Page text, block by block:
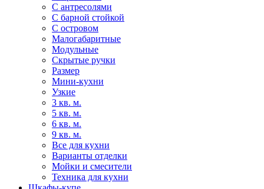
С антресолями
С барной стойкой
С островом
Малогабаритные
Модульные
Скрытые ручки
Размер
Мини-кухни
Узкие
3 кв. м.
5 кв. м.
6 кв. м.
9 кв. м.
Все для кухни
Варианты отделки
Мойки и смесители
Техника для кухни